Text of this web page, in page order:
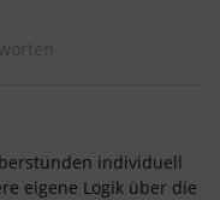
individuell
eigene Logik über die